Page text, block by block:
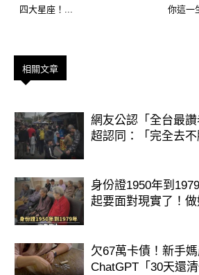
你是一個 勇敢、直接、充
己的想法。你充滿自信，
想，就像酸味糖一樣，帶
的驚喜和活力。
四大星座！...
你這一
相關文章
網友公認「全台最
超認同：「完全去
身份證1950年到
起要面對現實了！
欠67萬卡債！新手
ChatGPT「30天還清